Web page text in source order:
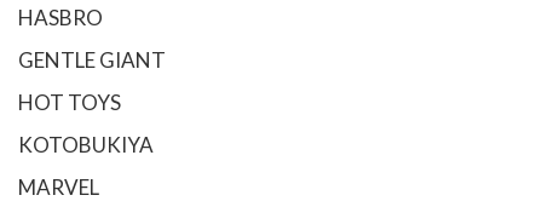
HASBRO
GENTLE GIANT
HOT TOYS
KOTOBUKIYA
MARVEL